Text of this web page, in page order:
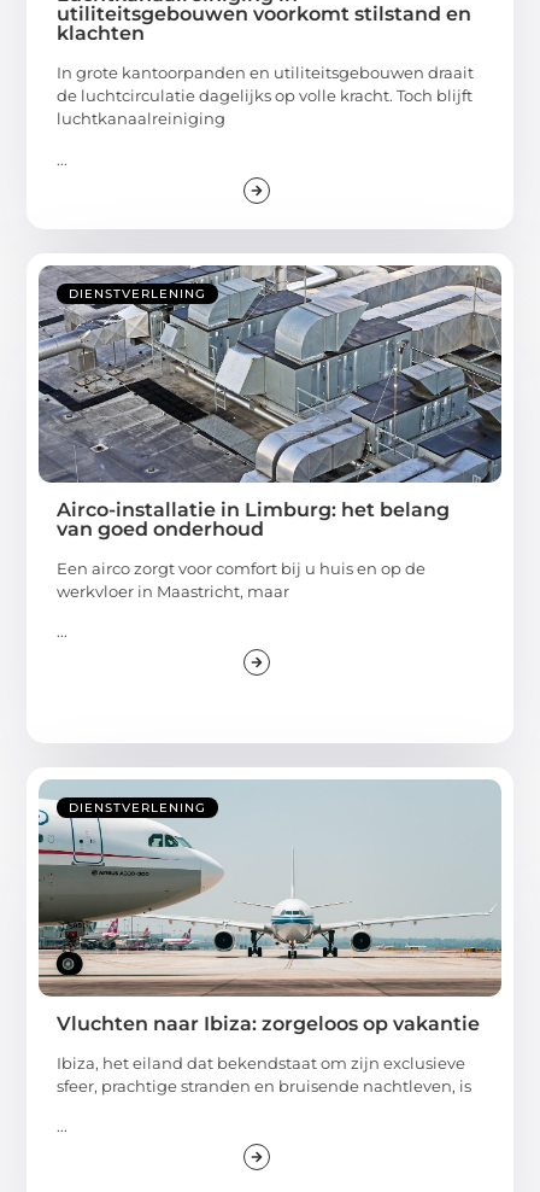
utiliteitsgebouwen voorkomt stilstand en
klachten
In grote kantoorpanden en utiliteitsgebouwen draait
de luchtcirculatie dagelijks op volle kracht. Toch blijft
luchtkanaalreiniging
...
DIENSTVERLENING
Airco-installatie in Limburg: het belang
van goed onderhoud
Een airco zorgt voor comfort bij u huis en op de
werkvloer in Maastricht, maar
...
DIENSTVERLENING
Vluchten naar Ibiza: zorgeloos op vakantie
Ibiza, het eiland dat bekendstaat om zijn exclusieve
sfeer, prachtige stranden en bruisende nachtleven, is
...